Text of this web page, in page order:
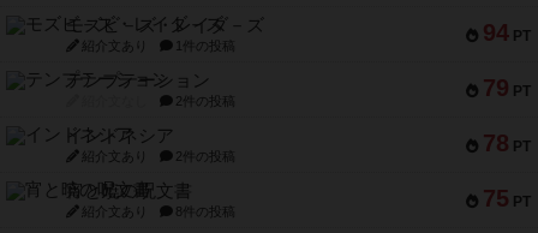
94 PT
モズビ－ズ・レイダ－ズ
紹介文あり 1件の投稿
79 PT
テンプテーション
2件の投稿
78 PT
インドネシア
紹介文あり 2件の投稿
75 PT
宵と暁の呪文書
紹介文あり 8件の投稿